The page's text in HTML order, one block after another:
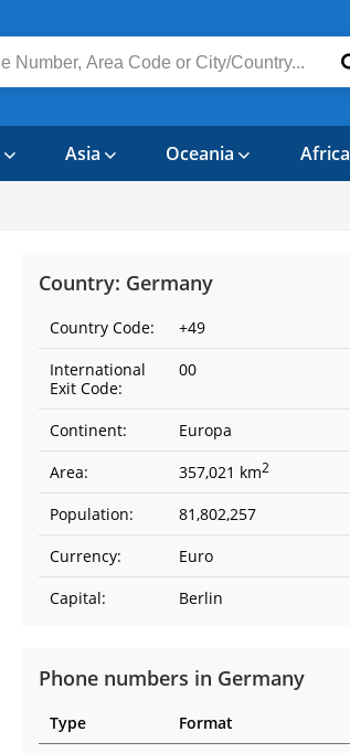
Asia Oceania Africa
Country: Germany
Country Code:
+49
International
Exit Code:
00
Continent:
Europa
Area:
357,021 km2
Population:
81,802,257
Currency:
Euro
Capital:
Berlin
Phone numbers in Germany
Type
Format